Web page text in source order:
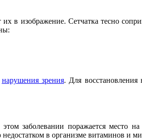
в изображение. Сетчатка тесно
нарушения зрения. Для восстановления
заболевании поражается место на
в организме витаминов и